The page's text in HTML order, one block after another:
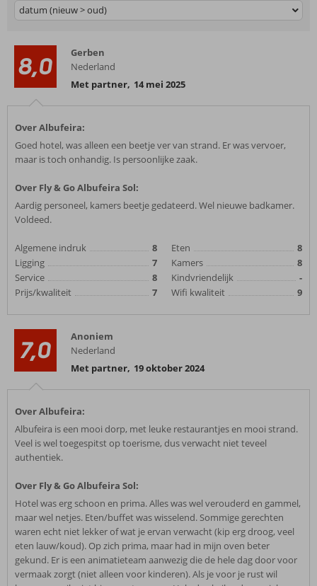
datum (nieuw > oud)
8,0
Gerben
Nederland
Met partner, 14 mei 2025
Over Albufeira:
Goed hotel, was alleen een beetje ver van strand. Er was vervoer,
maar is toch onhandig. Is persoonlijke zaak.
Over Fly & Go Albufeira Sol:
Aardig personeel, kamers beetje gedateerd. Wel nieuwe badkamer.
Voldeed.
Algemene indruk
8
Ligging
7
Service
8
Prijs/kwaliteit
7
Eten
8
Kamers
8
Kindvriendelijk
-
Wifi kwaliteit
9
7,0
Anoniem
Nederland
Met partner, 19 oktober 2024
Over Albufeira:
Albufeira is een mooi dorp, met leuke restaurantjes en mooi strand.
Veel is wel toegespitst op toerisme, dus verwacht niet teveel
authentiek.
Over Fly & Go Albufeira Sol:
Hotel was erg schoon en prima. Alles was wel verouderd en gammel,
maar wel netjes. Eten/buffet was wisselend. Sommige gerechten
waren echt niet lekker of wat je ervan verwacht (kip erg droog, veel
eten lauw/koud). Op zich prima, maar had in mijn oven beter
gekund. Er is een animatieteam aanwezig die de hele dag door voor
vermaak zorgt (niet alleen voor kinderen). Als je voor je rust wil